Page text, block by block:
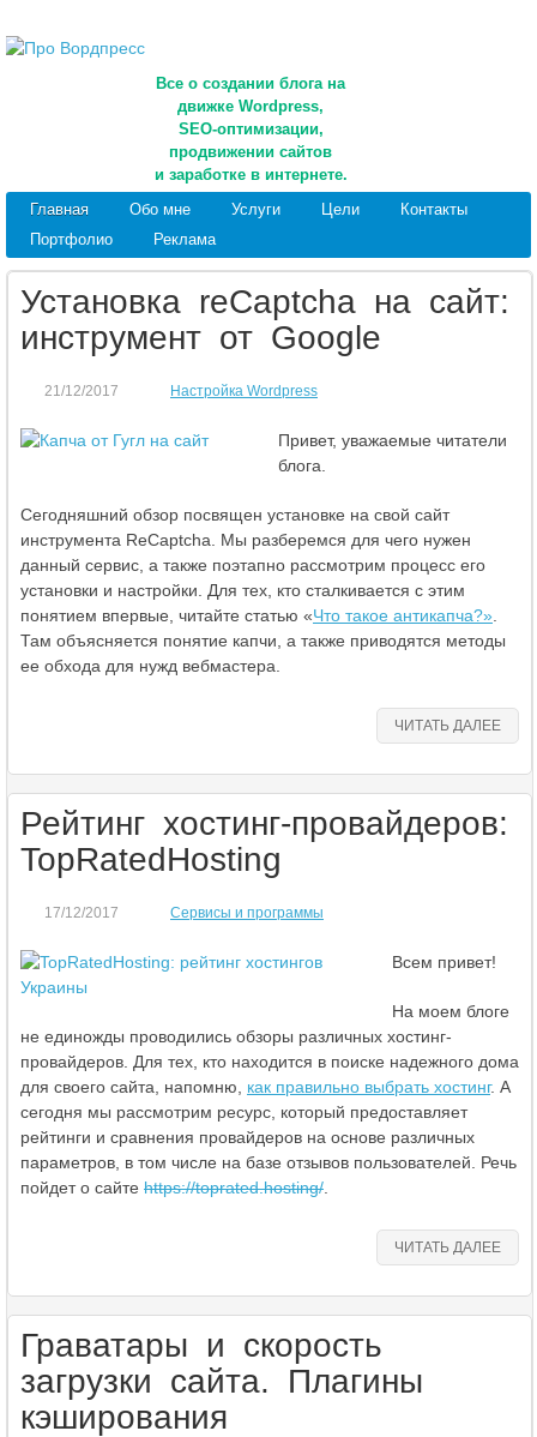
Все о создании блога на
движке Wordpress,
SEO-оптимизации,
продвижении сайтов
и заработке в интернете.
Главная
Обо мне Услуги Цели
Контакты
Портфолио
Реклама
Установка reCaptcha на сайт:
инструмент от Google
21/12/2017 Настройка Wordpress
Привет, уважаемые читатели
блога.
Сегодняшний обзор посвящен установке на свой сайт
инструмента ReCaptcha. Мы разберемся для чего нужен
данный сервис, а также поэтапно рассмотрим процесс его
установки и настройки. Для тех, кто сталкивается с этим
понятием впервые, читайте статью «Что такое антикапча?»
Там объясняется понятие капчи, а также приводятся методы
ее обхода для нужд вебмастера.
ЧИТАТЬ ДАЛЕЕ
Рейтинг хостинг-провайдеров:
TopRatedHosting
17/12/2017 Сервисы и программы
Всем привет!
На моем блоге
не единожды проводились обзоры различных хостинг-
провайдеров. Для тех, кто находится в поиске надежного дома
для своего сайта, напомню, как правильно выбрать хостинг. А
сегодня мы рассмотрим ресурс, который предоставляет
рейтинги и сравнения провайдеров на основе различных
параметров, в том числе на базе отзывов пользователей. Речь
пойдет о сайте https://toprated.hosting/
ЧИТАТЬ ДАЛЕЕ
Граватары и скорость
загрузки сайта. Плагины
кэширования